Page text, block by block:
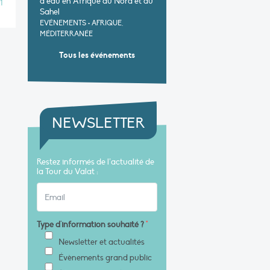
Sahel
EVÉNEMENTS • AFRIQUE,
MÉDITERRANÉE
Tous les événements
NEWSLETTER
Restez informés de l’actualité de
la Tour du Valat :
Type d'information souhaité ?*
Newsletter et actualités
Évènements grand public